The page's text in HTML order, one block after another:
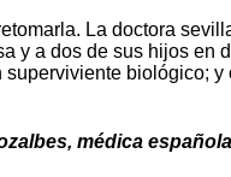
La doctora
y a dos de sus hijos
biológico;
médica española